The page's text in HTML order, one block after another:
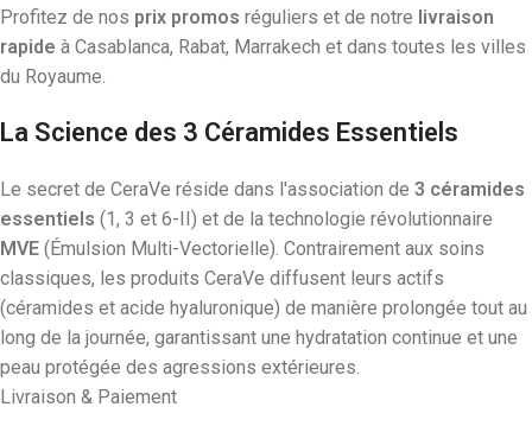
Profitez de nos prix promos réguliers et de notre livraison
rapide à Casablanca, Rabat, Marrakech et dans toutes les villes
du Royaume.
La Science des 3 Céramides Essentiels
Le secret de CeraVe réside dans l'association de 3 céramides
essentiels (1, 3 et 6-II) et de la technologie révolutionnaire
MVE (Émulsion Multi-Vectorielle). Contrairement aux soins
classiques, les produits CeraVe diffusent leurs actifs
(céramides et acide hyaluronique) de manière prolongée tout au
long de la journée, garantissant une hydratation continue et une
peau protégée des agressions extérieures.
Livraison & Paiement